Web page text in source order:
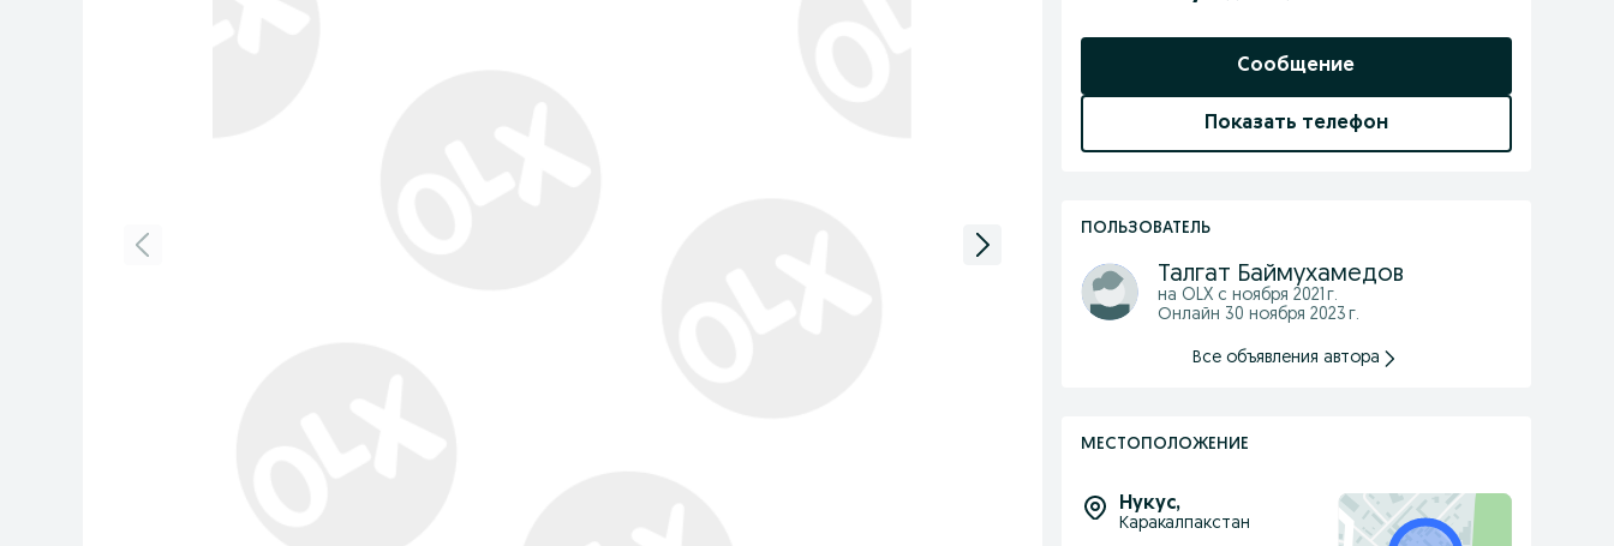
Сообщение
Показать телефон
ПОЛЬЗОВАТЕЛЬ
Талгат Баймухамедов
на OLX с ноября 2021 г.
Онлайн 30 ноября 2023 г.
Все объявления автора
МЕСТОПОЛОЖЕНИЕ
Нукус,
Каракалпакстан